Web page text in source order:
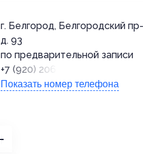
г. Белгород, Белгородский
д. 93
по предварительной записи
+7 (920) 206-45-45
Показать номер телефона